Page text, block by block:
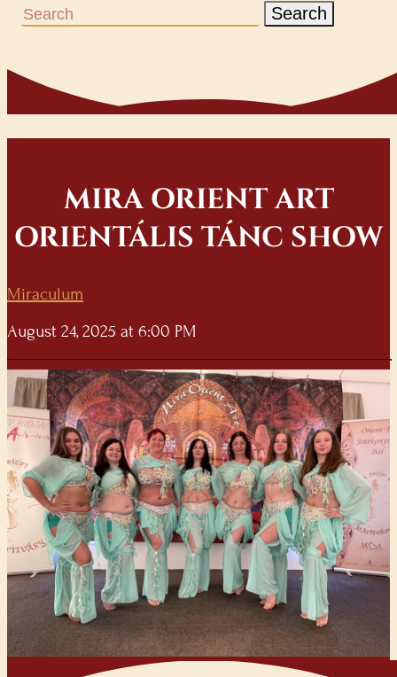
Search
MIRA ORIENT ART
ORIENTÁLIS TÁNC SHOW
Miraculum
August 24, 2025 at 6:00 PM